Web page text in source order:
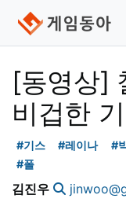
[동영상]
비겁한
#기스 #레이나 #
#폴
김진우